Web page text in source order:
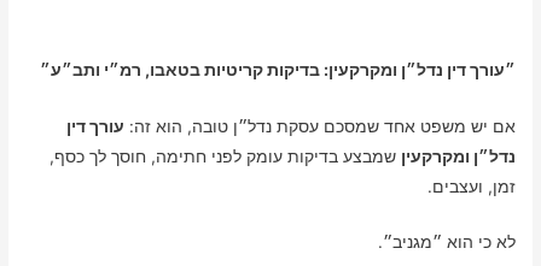
״עורך דין נדל״ן ומקרקעין: בדיקות קריטיות בטאבו, רמ״י ותב״ע״
אם יש משפט אחד שמסכם עסקת נדל״ן טובה, הוא זה: עורך דין
נדל״ן ומקרקעין שמבצע בדיקות עומק לפני חתימה, חוסך לך כסף,
זמן, ועצבים.
לא כי הוא ״מגניב״.